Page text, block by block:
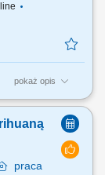
pokaż opis
się w
którzy są
do naszego
praca